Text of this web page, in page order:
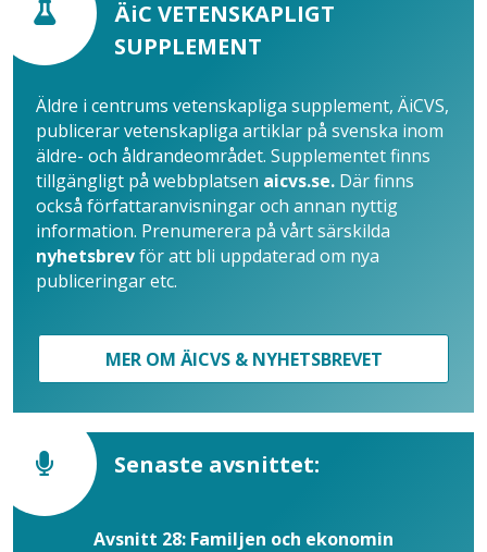
ÄiC VETENSKAPLIGT
SUPPLEMENT
Äldre i centrums vetenskapliga supplement, ÄiCVS,
publicerar vetenskapliga artiklar på svenska inom
äldre- och åldrandeområdet. Supplementet finns
tillgängligt på webbplatsen aicvs.se. Där finns
också författaranvisningar och annan nyttig
information. Prenumerera på vårt särskilda
nyhetsbrevför att bli uppdaterad om nya
publiceringar etc.
MER OM ÄICVS & NYHETSBREVET
Senaste avsnittet:
Avsnitt 28: Familjen och ekonomin